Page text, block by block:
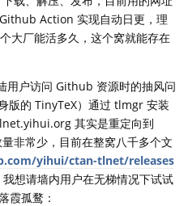
Action 实现自动日更，理
大厂能活多久，这个窝就能存在
用户访问 Github 资源时的抽风问
版的 TinyTeX）通过 tlmgr 安装
其实是重定向到
非常少，目前在整窝八千多个文
yihui/ctan-tlnet/releases
想请墙内用户在无梯情况下试试
霞孤鹜：